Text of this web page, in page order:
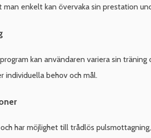
man enkelt kan övervaka sin prestation
kan användaren variera sin
individuella behov och mål.
har möjlighet till trådlös